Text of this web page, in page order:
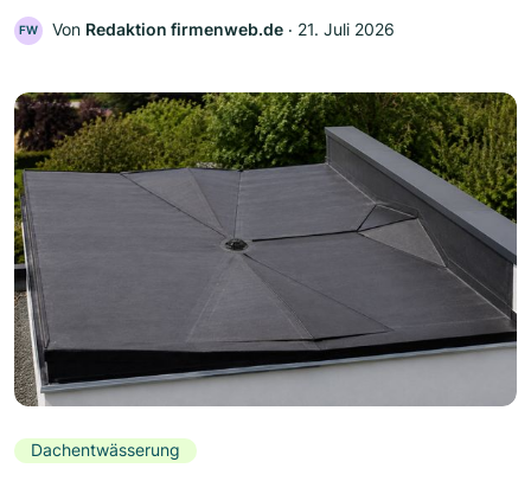
FW Von Redaktion firmenweb.de ‧ 21. Juli 2026
Dachentwässerung